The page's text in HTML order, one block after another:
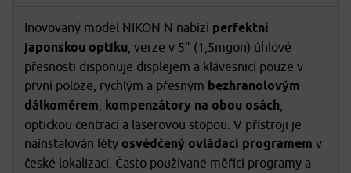
Inovovaný model NIKON N nabízí perfektní
japonskou optiku, verze v 5" (1,5mgon) úhlové
přesnosti disponuje displejem a klávesnicí pouze v
první poloze, rychlým a přesným bezhranolovým
dálkoměrem, kompenzátory na obou osách,
optickou centrací a laserovou stopou. V přístroji je
nainstalován léty osvědčený ovládací programem v
české lokalizaci. Často používané měřící programy a